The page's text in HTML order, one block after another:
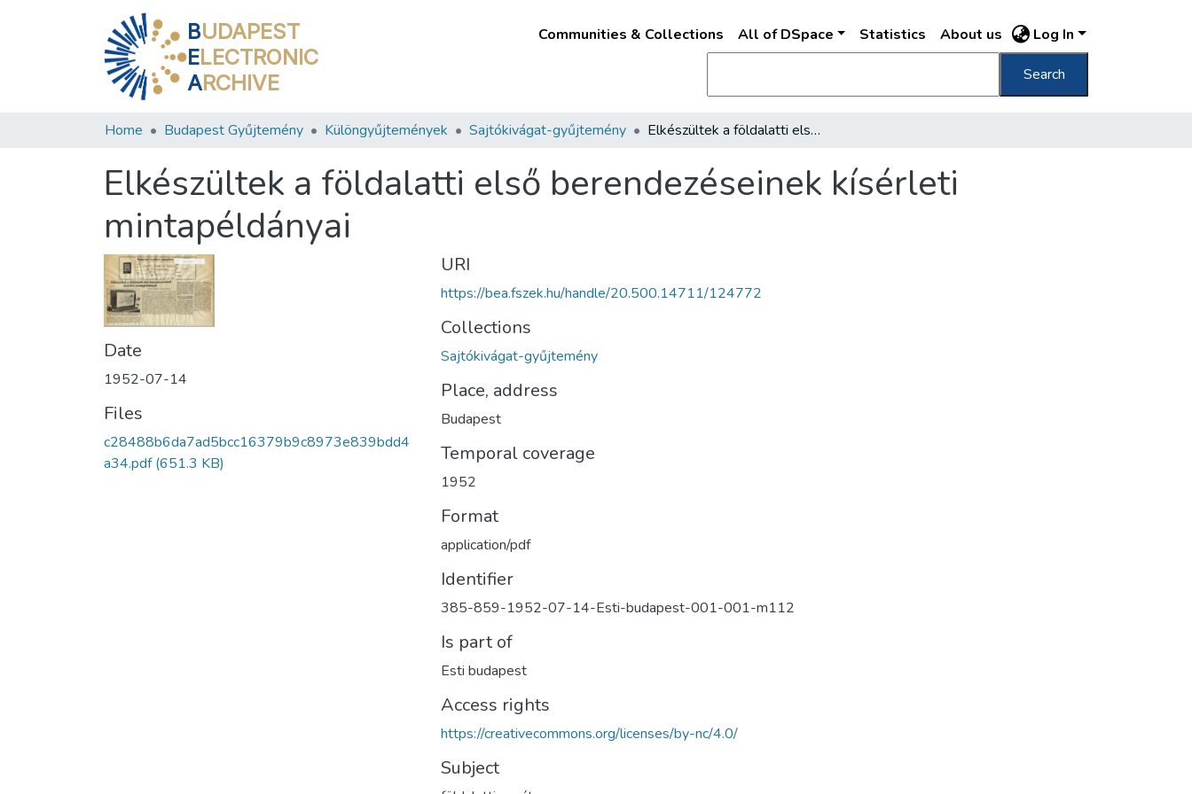
BUDAPEST
ELECTRONIC
ARCHIVE
Communities & Collections All of DSpace Statistics About us Log In
Search
Home Budapest Gyűjtemény Különgyűjtemények Sajtókivágat-gyűjtemény Elkészültek a földalatti első berendezéseinek kísérleti mintapéldányai
Elkészültek a földalatti első berendezéseinek kísérleti
mintapéldányai
Date
1952-07-14
Files
c28488b6da7ad5bcc16379b9c8973e839bdd4
a34.pdf(651.3 KB)
URI
https://bea.fszek.hu/handle/20.500.14711/124772
Collections
Sajtókivágat-gyűjtemény
Place, address
Budapest
Temporal coverage
1952
Format
application/pdf
Identifier
385-859-1952-07-14-Esti-budapest-001-001-m112
Is part of
Esti budapest
Access rights
https://creativecommons.org/licenses/by-nc/4.0/
Subject